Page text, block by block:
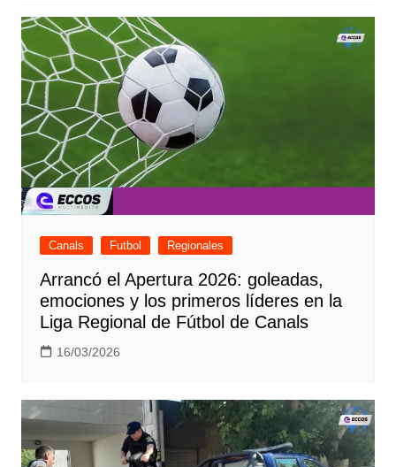
Canals Futbol Regionales
Arrancó el Apertura 2026: goleadas,
emociones y los primeros líderes en la
Liga Regional de Fútbol de Canals
16/03/2026